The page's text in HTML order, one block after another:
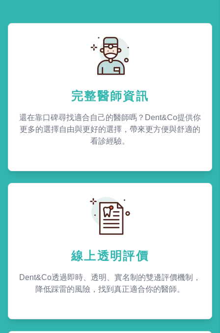
完整醫師資訊
還在靠口碑尋找適合自己的醫師嗎？Dent&Co提供你
更多的選擇自由與更好的選擇，帶來更方便與舒適的
看診經驗。
線上透明評價
Dent&Co透過即時、透明、實名制的雙邊評價機制，
降低踩雷的風險，找到真正適合你的醫師。